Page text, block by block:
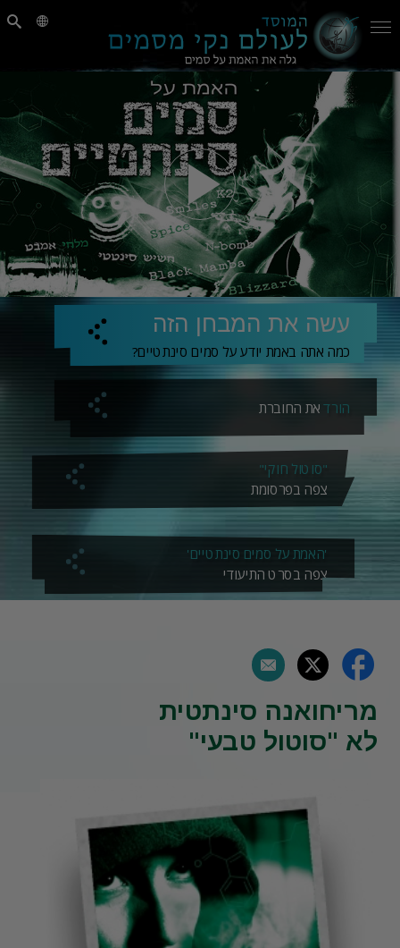
עשה את המבחן הזה
כמה אתה באמת יודע על סמים סינתטיים?
הורדאת החוברת
"סוטול חוקי"
צפה בפרסומת
'האמת על סמים סינתטיים'
צפה בסרט התיעודי
מריחואנה סינתטית
לא "סוטול טבעי"